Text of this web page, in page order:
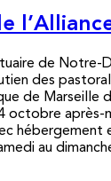
de Notre-
des
de Marseille
octobre après-
hébergement
au